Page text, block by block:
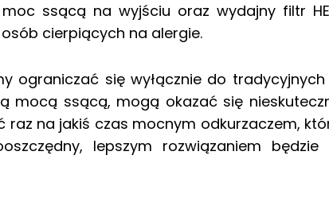
ssącą na wyjściu oraz wydajny filtr
cierpiących na alergie.
ograniczać się wyłącznie do
mocą ssącą, mogą okazać się
na jakiś czas mocnym odkurzaczem,
lepszym rozwiązaniem będzie